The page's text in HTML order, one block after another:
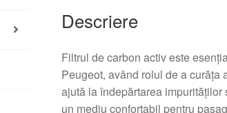
Descriere
Filtrul de carbon activ este
Peugeot, având rolul de a curăța
ajută la îndepărtarea
un mediu confortabil pentru